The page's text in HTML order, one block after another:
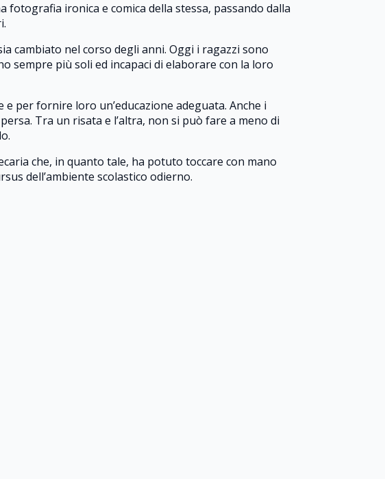
ironica e comica della stessa, passando dalla
cambiato nel corso degli anni. Oggi i ragazzi sono
sempre più soli ed incapaci di elaborare con la loro
per fornire loro un’educazione adeguata. Anche i
Tra un risata e l’altra, non si può fare a meno di
che, in quanto tale, ha potuto toccare con mano
dell’ambiente scolastico odierno.